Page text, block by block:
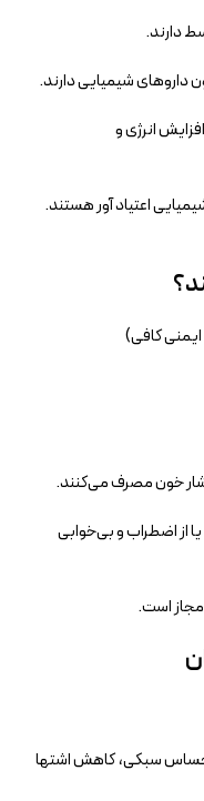
دارند.
شیمیایی دارند.
انرژی و
اعتیاد آور هستند.
ایمنی کافی)
خون مصرف می‌کنند.
از اضطراب و بی‌خوابی
است.
بعد از ۲ تا ۳ هفته احساس سبکی، کاهش اشتها